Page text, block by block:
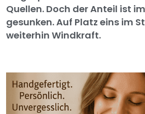
Quellen. Doch der Anteil ist
gesunken. Auf Platz eins im
weiterhin Windkraft.